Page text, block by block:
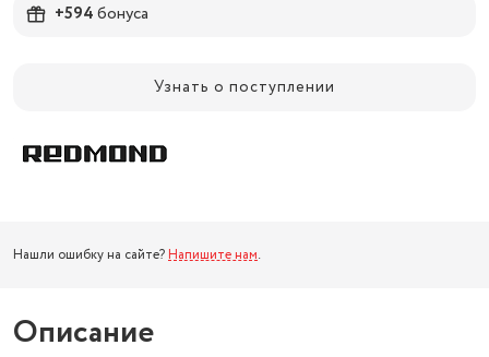
+594бонуса
Узнать о поступлении
Нашли ошибку на сайте? Напишите нам.
Описание